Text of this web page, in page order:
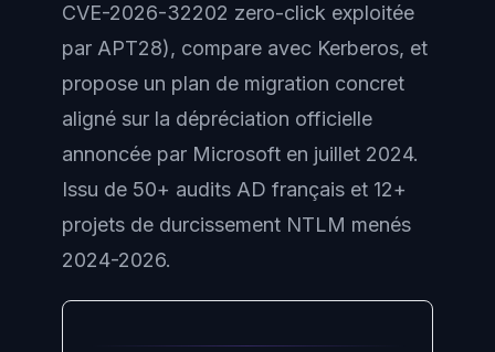
CVE-2026-32202 zero-click exploitée
par APT28), compare avec Kerberos, et
propose un plan de migration concret
aligné sur la dépréciation officielle
annoncée par Microsoft en juillet 2024.
Issu de 50+ audits AD français et 12+
projets de durcissement NTLM menés
2024-2026.